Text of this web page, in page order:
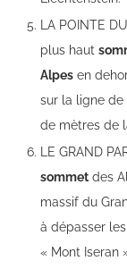
LA POINTE
plus haut
Alpes en
sur la ligne de
de mètres de
LE GRAND
sommet des
massif du
à dépasser
« Mont Iseran